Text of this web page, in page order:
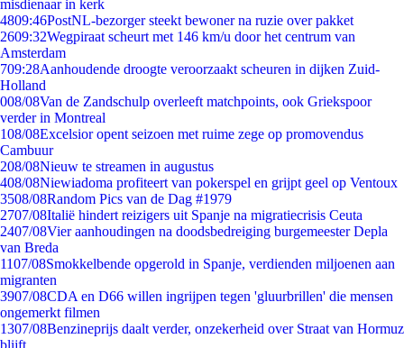
misdienaar in kerk
4809:46PostNL-bezorger steekt bewoner na ruzie over pakket
2609:32Wegpiraat scheurt met 146 km/u door het centrum van
Amsterdam
709:28Aanhoudende droogte veroorzaakt scheuren in dijken Zuid-
Holland
008/08Van de Zandschulp overleeft matchpoints, ook Griekspoor
verder in Montreal
108/08Excelsior opent seizoen met ruime zege op promovendus
Cambuur
208/08Nieuw te streamen in augustus
408/08Niewiadoma profiteert van pokerspel en grijpt geel op Ventoux
3508/08Random Pics van de Dag #1979
2707/08Italië hindert reizigers uit Spanje na migratiecrisis Ceuta
2407/08Vier aanhoudingen na doodsbedreiging burgemeester Depla
van Breda
1107/08Smokkelbende opgerold in Spanje, verdienden miljoenen aan
migranten
3907/08CDA en D66 willen ingrijpen tegen 'gluurbrillen' die mensen
ongemerkt filmen
1307/08Benzineprijs daalt verder, onzekerheid over Straat van Hormuz
blijft